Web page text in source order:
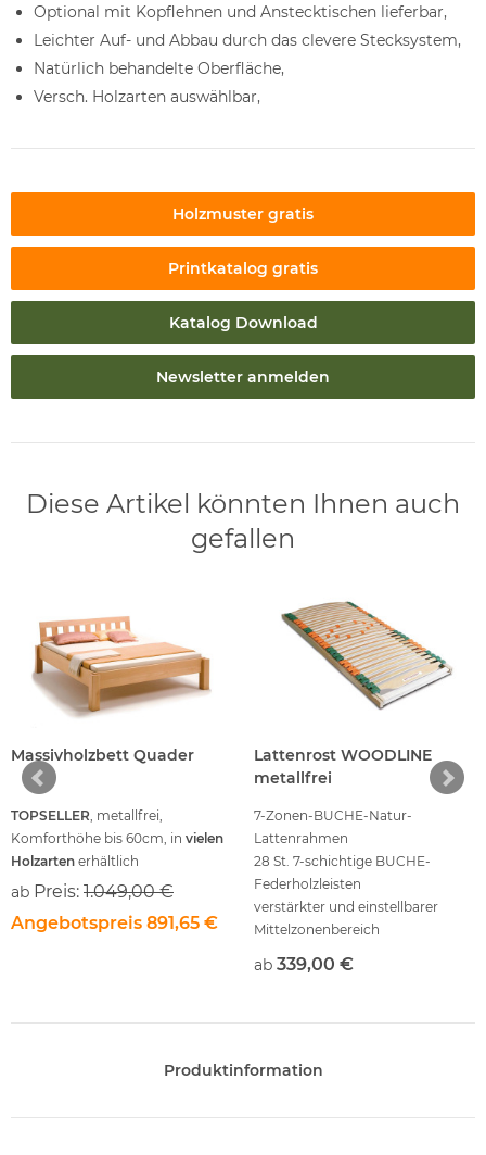
Optional mit Kopflehnen und Anstecktischen lieferbar,
Leichter Auf- und Abbau durch das clevere Stecksystem,
Natürlich behandelte Oberfläche,
Versch. Holzarten auswählbar,
Holzmuster gratis
Printkatalog gratis
Katalog Download
Newsletter anmelden
Diese Artikel könnten Ihnen auch
gefallen
Massivholzbett Quader
TOPSELLER, metallfrei,
Komforthöhe bis 60cm, in vielen
Holzarten erhältlich
ab Preis: 1.049,00 €
Angebotspreis 891,65 €
Lattenrost WOODLINE
metallfrei
7-Zonen-BUCHE-Natur-
Lattenrahmen
28 St. 7-schichtige BUCHE-
Federholzleisten
verstärkter und einstellbarer
Mittelzonenbereich
Leistenlagerung
Lattenrost - Rahmen,
MADE in Germany
ab 339,00 €
Produktinformation